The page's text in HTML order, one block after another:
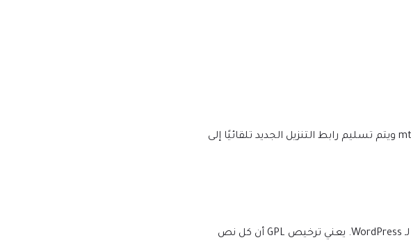
نحن نتأكد من أن موقعك محدث دائمًا، وسيتم إعلامك في اللحظة التي يتم فيها إصدار إصدار جديد على mtm4web.com ويتم تسليم رابط التنزيل الجديد تلقائيًا إلى
يفرض WordPress ترخيص GPL/GNU على جميع المكونات الإضافية والموضوعات التي ينشئها مطورو الطرف الثالث لـ WordPress. يعني ترخيص GPL أن كل نص